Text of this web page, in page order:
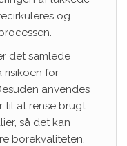
og
det samlede
risikoen for
anvendes
til at rense brugt
så det kan
borekvaliteten.